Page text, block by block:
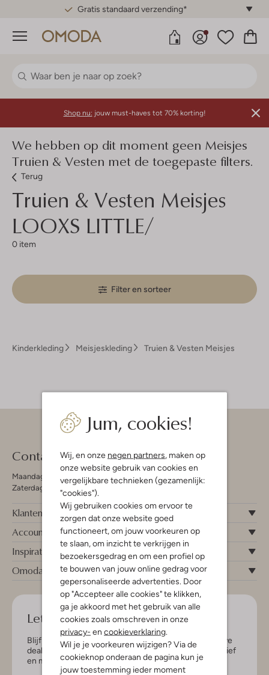
Gratis standaard verzending*
Menu
Jum, cookies!
Wij, en onze negen partners, maken op
onze website gebruik van cookies en
vergelijkbare technieken (gezamenlijk:
"cookies").
Wij gebruiken cookies om ervoor te
zorgen dat onze website goed
functioneert, om jouw voorkeuren op
te slaan, om inzicht te verkrijgen in
bezoekersgedrag en om een profiel op
te bouwen van jouw online gedrag voor
gepersonaliseerde advertenties. Door
op "Accepteer alle cookies" te klikken,
ga je akkoord met het gebruik van alle
cookies zoals omschreven in onze
privacy- en cookieverklaring.
Wil je je voorkeuren wijzigen? Via de
cookieknop onderaan de pagina kun je
jouw toestemming ieder moment
Shop nu: jouw must-haves tot 70% korting!
We hebben op dit moment geen Meisjes
Truien & Vesten met de toegepaste filters.
Terug
Truien & Vesten Meisjes
LOOXS LITTLE/
0 item
Filter en sorteer
Kinderkleding Meisjeskleding Truien & Vesten Meisjes
Contact
Maandag - Vrijdag 09:00 - 19:00 uur
Zaterdag 09:00 - 17:00 uur
Klantenservice
Account
Inspiratie
Omoda
Let's keep in touch!
Blijf op de hoogte van de nieuwste items en exclusieve
deals, speciaal voor jou. Schrijf je in voor de nieuwsbrief
en maak kans op € 150,- shoptegoed.